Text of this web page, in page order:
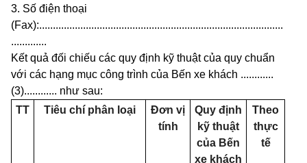
3. Số điện thoại
(Fax):.........................................................................................
.............
Kết quả đối chiếu các quy định kỹ thuật của quy chuẩn
với các hạng mục công trình của Bến xe khách ............
(3)............ như sau:
TT
Tiêu chí phân loại Đơn vị
tính
Quy định
kỹ thuật
của Bến
xe khách
Theo
thực
tế